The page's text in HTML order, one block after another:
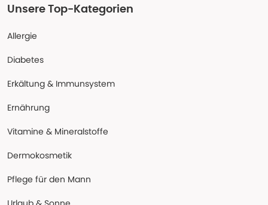
Unsere Top-Kategorien
Allergie
Diabetes
Erkältung & Immunsystem
Ernährung
Vitamine & Mineralstoffe
Dermokosmetik
Pflege für den Mann